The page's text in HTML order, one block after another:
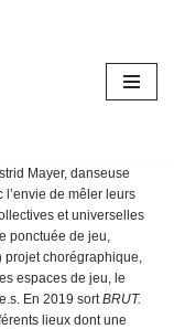
Mayer, danseuse
de mêler leurs
et universelles
ponctuée de jeu,
projet chorégraphique,
espaces de jeu, le
En 2019 sortBRUT.
lieux dont une